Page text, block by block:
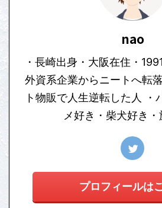
nao
・長崎出身・大阪在住・
外資系企業からニートへ転
ト物販で人生逆転した人 ・
メ好き・柴犬好き・
プロフィールは